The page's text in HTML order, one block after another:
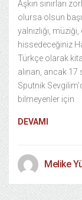
Aşkın sınırları
olursa olsun
yalnızlığı,
hissedeceğiniz
Türkçe olarak
alınan, ancak 17
Sputnik
bilmeyenler için
DEVAMI
Melike